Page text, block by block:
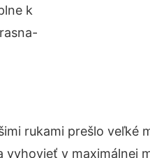
k
rukami prešlo
v maximálnej